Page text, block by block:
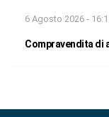
6 Agosto 2026 -
Compravendita di